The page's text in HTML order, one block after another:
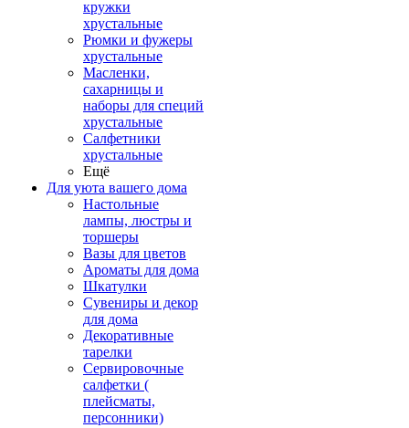
кружки
хрустальные
Рюмки и фужеры
хрустальные
Масленки,
сахарницы и
наборы для специй
хрустальные
Салфетники
хрустальные
Ещё
Для уюта вашего дома
Настольные
лампы, люстры и
торшеры
Вазы для цветов
Ароматы для дома
Шкатулки
Сувениры и декор
для дома
Декоративные
тарелки
Сервировочные
салфетки (
плейсматы,
персонники)